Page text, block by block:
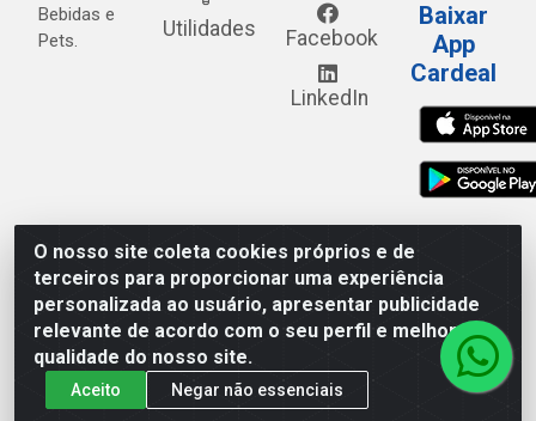
O nosso site coleta cookies próprios e de
terceiros para proporcionar uma experiência
personalizada ao usuário, apresentar publicidade
relevante de acordo com o seu perfil e melhorar a
qualidade do nosso site.
Aceito
Negar não essenciais
Bebidas e
Pets.
Utilidades Facebook
LinkedIn
Baixar
App
Cardeal
Cardeal Distribuidora - Estrada Alto do Moura, 582 - Alto
do Moura - Caruaru/PE - CEP 55.040-120 - CNPJ
05.253.499/0001-62